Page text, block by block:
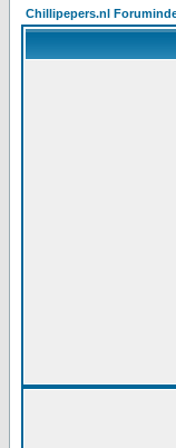
Chillipepers.nl